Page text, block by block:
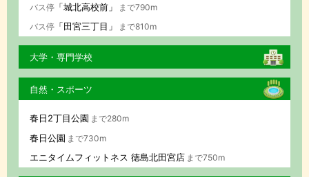
バス停「城北高校前」
まで790m
バス停「田宮三丁目」 まで810m
大学・専門学校
自然・スポーツ
春日2丁目公園 まで280m
春日公園 まで730m
エニタイムフィットネス 徳島北田宮店 まで750m